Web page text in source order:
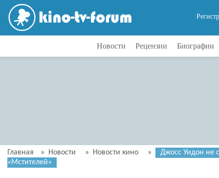
Новости Рецензии Биографии
Главная » Новости » Новости кино »
Джосс Уидон не
«Мстителей»